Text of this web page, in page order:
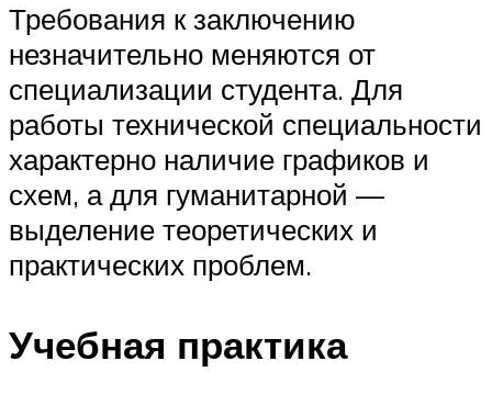
Требования к заключению
незначительно меняются от
специализации студента. Для
работы технической специальности
характерно наличие графиков и
схем, а для гуманитарной —
выделение теоретических и
практических проблем.
Учебная практика